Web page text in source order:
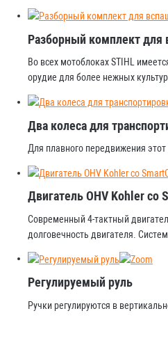
Разборный комплект для
Во всех мотоблоках STIHL
орудие для более нежных
Два колеса для
Для плавного передвижения
Двигатель OHV Kohler со
Современный 4-тактный
долговечность двигателя.
Регулируемый руль
Ручки регулируются в